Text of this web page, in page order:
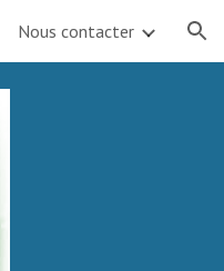
Nous contacter